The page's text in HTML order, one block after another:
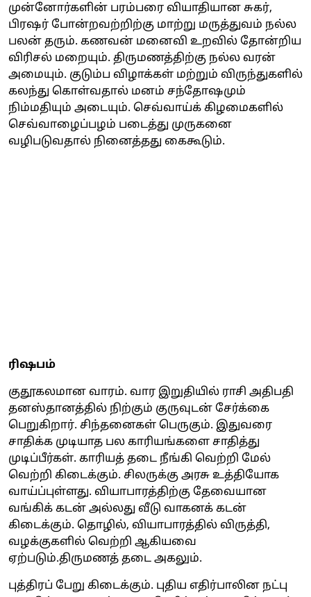
முன்னோர்களின் பரம்பரை வியாதியான சுகர்,
பிரஷர் போன்றவற்றிற்கு மாற்று மருத்துவம் நல்ல
பலன் தரும். கணவன் மனைவி உறவில் தோன்றிய
விரிசல் மறையும். திருமணத்திற்கு நல்ல வரன்
அமையும். குடும்ப விழாக்கள் மற்றும் விருந்துகளில்
கலந்து கொள்வதால் மனம் சந்தோஷமும்
நிம்மதியும் அடையும். செவ்வாய்க் கிழமைகளில்
செவ்வாழைப்பழம் படைத்து முருகனை
வழிபடுவதால் நினைத்தது கைகூடும்.
ரிஷபம்
குதூகலமான வாரம். வார இறுதியில் ராசி அதிபதி
தனஸ்தானத்தில் நிற்கும் குருவுடன் சேர்க்கை
பெறுகிறார். சிந்தனைகள் பெருகும். இதுவரை
சாதிக்க முடியாத பல காரியங்களை சாதித்து
முடிப்பீர்கள். காரியத் தடை நீங்கி வெற்றி மேல்
வெற்றி கிடைக்கும். சிலருக்கு அரசு உத்தியோக
வாய்ப்புள்ளது. வியாபாரத்திற்கு தேவையான
வங்கிக் கடன் அல்லது வீடு வாகனக் கடன்
கிடைக்கும். தொழில், வியாபாரத்தில் விருத்தி,
வழக்குகளில் வெற்றி ஆகியவை
ஏற்படும்.திருமணத் தடை அகலும்.
புத்திரப் பேறு கிடைக்கும். புதிய எதிர்பாலின நட்பு